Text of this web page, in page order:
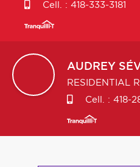
Cell. : 418-333-3181
AUDREY
RESIDENTIAL
Cell. : 418-